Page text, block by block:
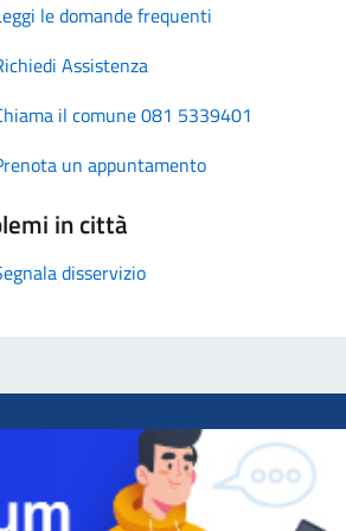
le domande frequenti
Assistenza
il comune 081 5339401
un appuntamento
in città
disservizio